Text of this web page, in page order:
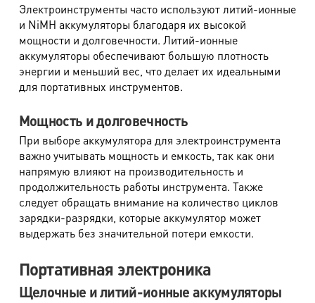
Электроинструменты часто используют литий-ионные
и NiMH аккумуляторы благодаря их высокой
мощности и долговечности. Литий-ионные
аккумуляторы обеспечивают большую плотность
энергии и меньший вес, что делает их идеальными
для портативных инструментов.
Мощность и долговечность
При выборе аккумулятора для электроинструмента
важно учитывать мощность и емкость, так как они
напрямую влияют на производительность и
продолжительность работы инструмента. Также
следует обращать внимание на количество циклов
зарядки-разрядки, которые аккумулятор может
выдержать без значительной потери емкости.
Портативная электроника
Щелочные и литий-ионные аккумуляторы